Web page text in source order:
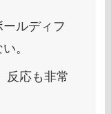
ルディフ
。
反応も非常